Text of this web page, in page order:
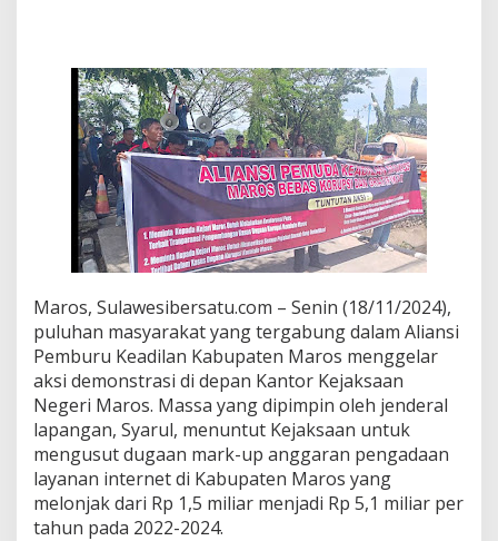
r
i
M
a
r
s
,
A
l
i
n
s
i
P
e
m
b
u
r
u
K
e
Maros, Sulawesibersatu.com – Senin (18/11/2024),
puluhan masyarakat yang tergabung dalam Aliansi
Pemburu Keadilan Kabupaten Maros menggelar
aksi demonstrasi di depan Kantor Kejaksaan
Negeri Maros. Massa yang dipimpin oleh jenderal
lapangan, Syarul, menuntut Kejaksaan untuk
mengusut dugaan mark-up anggaran pengadaan
layanan internet di Kabupaten Maros yang
melonjak dari Rp 1,5 miliar menjadi Rp 5,1 miliar per
tahun pada 2022-2024.